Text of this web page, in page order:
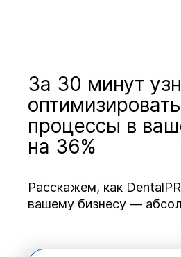
За 30 минут
процессы в
на 36%
Расскажем, как
вашему бизнесу —